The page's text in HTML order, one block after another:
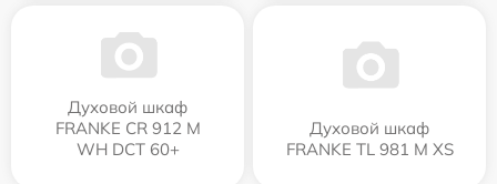
Духовой шкаф
FRANKE CR 912 M
WH DCT 60+
Духовой шкаф
FRANKE TL 981 M XS